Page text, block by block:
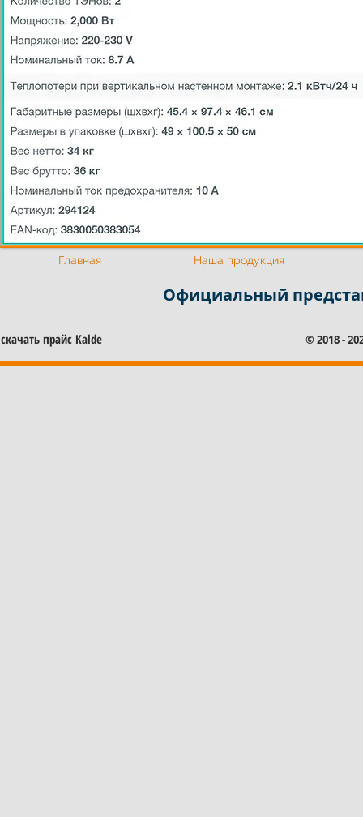
Официальный представитель Калде Официальный
Главная Наша продукция
Официальный
скачать прайс Kalde © 2018 -